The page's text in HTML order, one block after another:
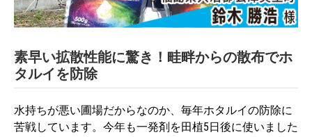
素早い拡散性能に驚き！畦畔からの散布でホ
タルイを防除
水持ちが悪い圃場だからなのか、毎年ホタルイの防除に
苦戦しています。今年も一発剤を田植5日後に使いました